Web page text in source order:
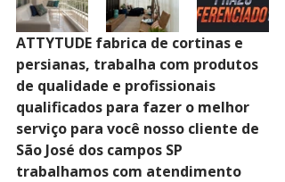
ATTYTUDE fabrica de cortinas e
persianas, trabalha com produtos
de qualidade e profissionais
qualificados para fazer o melhor
serviço para você nosso cliente de
São José dos campos SP
trabalhamos com atendimento